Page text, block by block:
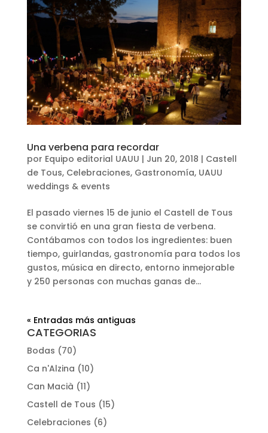
Una verbena para recordar
por Equipo editorial UAUU | Jun 20, 2018 | Castell
de Tous, Celebraciones, Gastronomía, UAUU
weddings & events
El pasado viernes 15 de junio el Castell de Tous
se convirtió en una gran fiesta de verbena.
Contábamos con todos los ingredientes: buen
tiempo, guirlandas, gastronomía para todos los
gustos, música en directo, entorno inmejorable
y 250 personas con muchas ganas de...
« Entradas más antiguas
CATEGORIAS
Bodas (70)
Ca n'Alzina (10)
Can Macià (11)
Castell de Tous (15)
Celebraciones (6)